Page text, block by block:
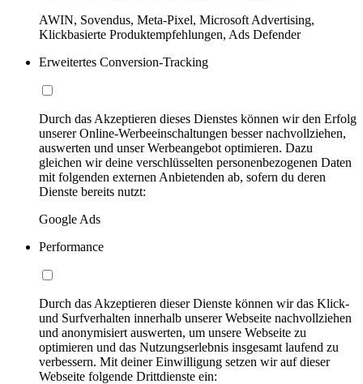
AWIN, Sovendus, Meta-Pixel, Microsoft Advertising,
Klickbasierte Produktempfehlungen, Ads Defender
Erweitertes Conversion-Tracking
Durch das Akzeptieren dieses Dienstes können wir den Erfolg
unserer Online-Werbeeinschaltungen besser nachvollziehen,
auswerten und unser Werbeangebot optimieren. Dazu
gleichen wir deine verschlüsselten personenbezogenen Daten
mit folgenden externen Anbietenden ab, sofern du deren
Dienste bereits nutzt:
Google Ads
Performance
Durch das Akzeptieren dieser Dienste können wir das Klick-
und Surfverhalten innerhalb unserer Webseite nachvollziehen
und anonymisiert auswerten, um unsere Webseite zu
optimieren und das Nutzungserlebnis insgesamt laufend zu
verbessern. Mit deiner Einwilligung setzen wir auf dieser
Webseite folgende Drittdienste ein: